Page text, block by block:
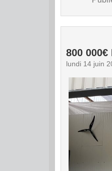
800 000€
lundi 14 juin